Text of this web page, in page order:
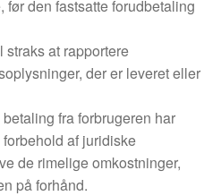
den fastsatte forudbetaling
at rapportere
der er leveret eller
fra forbrugeren har
af juridiske
de rimelige omkostninger,
på forhånd.